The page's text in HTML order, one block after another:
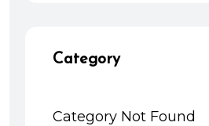
Category
Category Not Found